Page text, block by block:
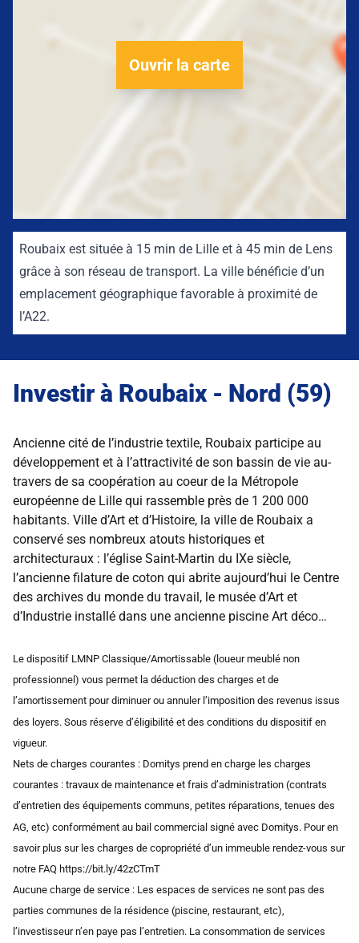
Ouvrir la carte
Roubaix est située à 15 min de Lille et à 45 min de Lens
grâce à son réseau de transport. La ville bénéficie d’un
emplacement géographique favorable à proximité de
l’A22.
Investir à Roubaix - Nord (59)
Ancienne cité de l’industrie textile, Roubaix participe au
développement et à l’attractivité de son bassin de vie au-
travers de sa coopération au coeur de la Métropole
européenne de Lille qui rassemble près de 1 200 000
habitants. Ville d’Art et d’Histoire, la ville de Roubaix a
conservé ses nombreux atouts historiques et
architecturaux : l’église Saint-Martin du IXe siècle,
l’ancienne filature de coton qui abrite aujourd’hui le Centre
des archives du monde du travail, le musée d’Art et
d’Industrie installé dans une ancienne piscine Art déco…
Le dispositif LMNP Classique/Amortissable (loueur meublé non
professionnel) vous permet la déduction des charges et de
l’amortissement pour diminuer ou annuler l’imposition des revenus issus
des loyers. Sous réserve d’éligibilité et des conditions du dispositif en
vigueur.
Nets de charges courantes : Domitys prend en charge les charges
courantes : travaux de maintenance et frais d’administration (contrats
d’entretien des équipements communs, petites réparations, tenues des
AG, etc) conformément au bail commercial signé avec Domitys. Pour en
savoir plus sur les charges de copropriété d’un immeuble rendez-vous sur
notre FAQ https://bit.ly/42zCTmT
Aucune charge de service : Les espaces de services ne sont pas des
parties communes de la résidence (piscine, restaurant, etc),
l’investisseur n’en paye pas l’entretien. La consommation de services